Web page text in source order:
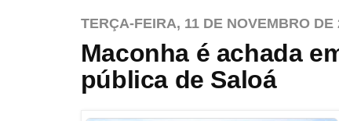
TERÇA-FEIRA, 11 DE NOVEMBRO DE
Maconha é achada
pública de Saloá